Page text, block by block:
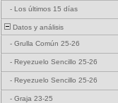
- Los últimos 15 días
Datos y análisis
- Grulla Común 25-26
- Reyezuelo Sencillo 25-26
- Reyezuelo Sencillo 25-26
- Graja 23-25